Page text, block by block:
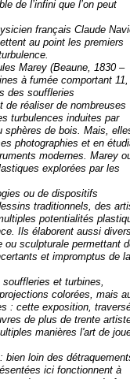
de l’infini que l’on peut
français Claude
au point les premiers
Marey (Beaune, 1830 –
à fumée comportant
des souffleries
de réaliser de nombreuses
turbulences induites par
sphères de bois. Mais,
photographies et en
modernes. Marey
explorées par les
ou de dispositifs
traditionnels, des
potentialités
Ils élaborent aussi
ou sculpturale permettant
et impromptus de la
et turbines,
colorées, mais
: cette exposition,
de plus de trente
manières l'art de
loin des
ici fonctionnent à